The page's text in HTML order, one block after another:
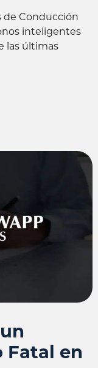
de Conducción
inteligentes
las últimas
Fatal en